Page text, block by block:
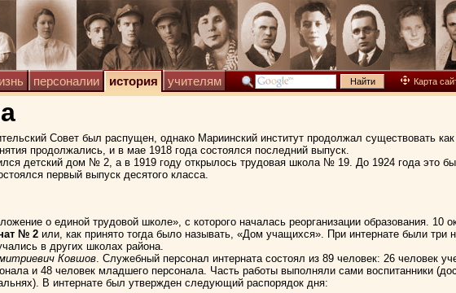
персоналии история учителям Карта
Совет был распущен, однако Мариинский институт продолжал существовать
продолжались, и в мае 1918 года состоялся последний выпуск.
детский дом № 2, а в 1919 году открылось трудовая школа № 19. До 1924 года это
первый выпуск десятого класса.
о единой трудовой школе», с которого началась реорганизации образования. 10
№ 2 или, как принято тогда было называть, «Дом учащихся». При интернате были три
в других школах района.
Ковшов . Служебный персонал интерната состоял из 89 человек: 26 человек
и 48 человек младшего персонала. Часть работы выполняли сами воспитанники
В интернате был утвержден следующий распорядок дня: